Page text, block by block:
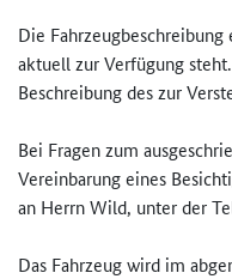
Die
aktuell zur Verfügung
Beschreibung des zur
Bei Fragen zum
Vereinbarung eines
an Herrn Wild, unter der
Das Fahrzeug wird im